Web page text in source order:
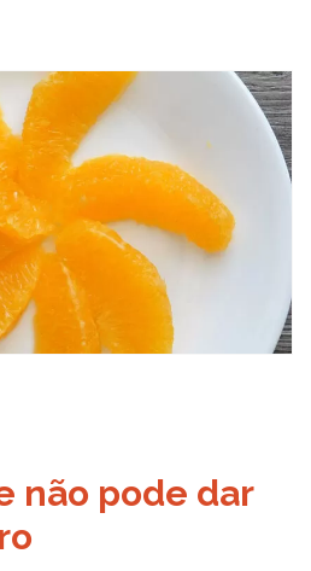
não pode dar